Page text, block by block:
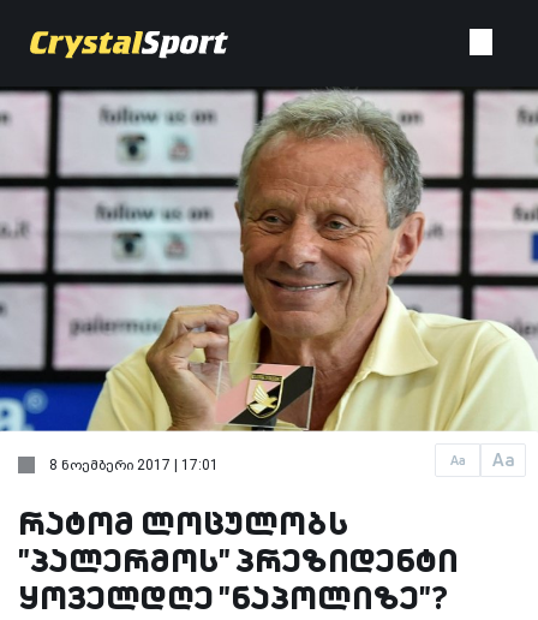
Aa Aa
8 ნოემბერი 2017 | 17:01
რატომ ლოცულობს
"პალერმოს" პრეზიდენტი
ყოველდღე "ნაპოლიზე"?